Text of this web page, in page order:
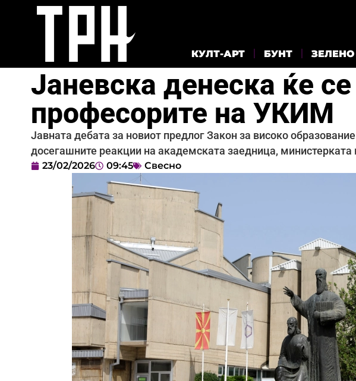
КУЛТ-АРТ БУНТ ЗЕЛЕНО
Јаневска денеска ќе
професорите на УКИМ
Јавната дебата за новиот предлог Закон за високо
досегашните реакции на академската заедница,
23/02/2026 09:45 Свесно